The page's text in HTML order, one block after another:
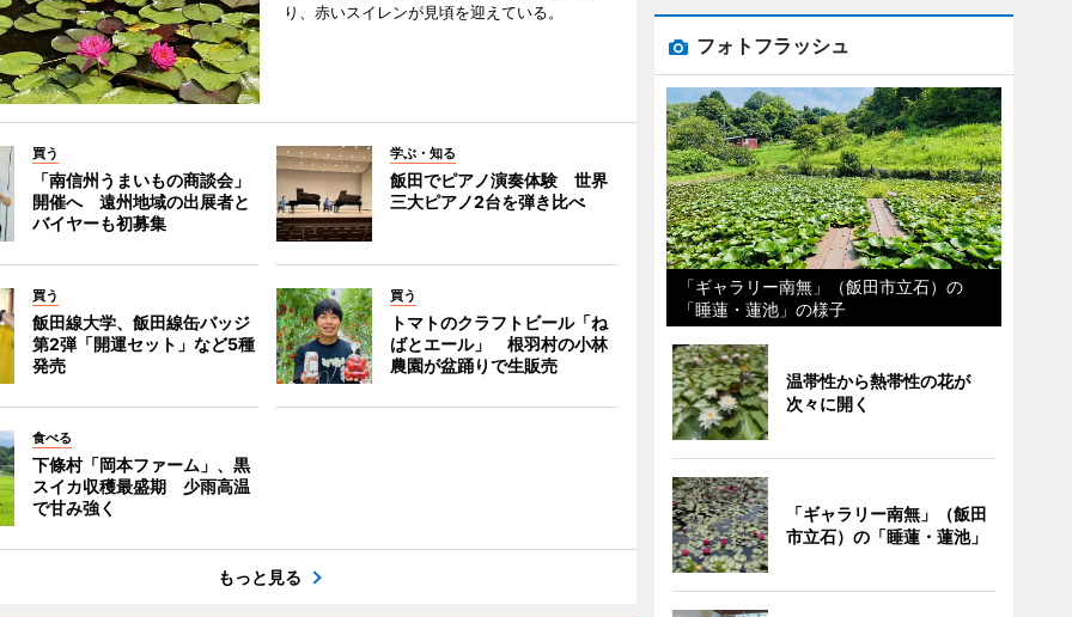
り、赤いスイレンが見頃を迎えている。
買う
「南信州うまいもの商談会」
開催へ 遠州地域の出展者と
バイヤーも初募集
学ぶ・知る
飯田でピアノ演奏体験 世界
三大ピアノ2台を弾き比べ
買う
飯田線大学、飯田線缶バッジ
第2弾「開運セット」など5種
発売
買う
トマトのクラフトビール「ね
ばとエール」 根羽村の小林
農園が盆踊りで生販売
食べる
下條村「岡本ファーム」、黒
スイカ収穫最盛期 少雨高温
で甘み強く
もっと見る
フォトフラッシュ
「ギャラリー南無」（飯田市立石）の
「睡蓮・蓮池」の様子
温帯性から熱帯性の花が
次々に開く
「ギャラリー南無」（飯田
市立石）の「睡蓮・蓮池」